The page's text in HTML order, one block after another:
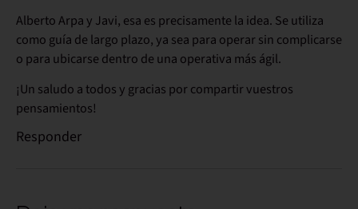
Alberto Arpa y Javi, esa es precisamente la idea. Se utiliza
como guía de largo plazo, ya sea para operar sin complicarse
o para ubicarse dentro de una operativa más ágil.
¡Un saludo a todos y gracias por compartir vuestros
pensamientos!
Responder